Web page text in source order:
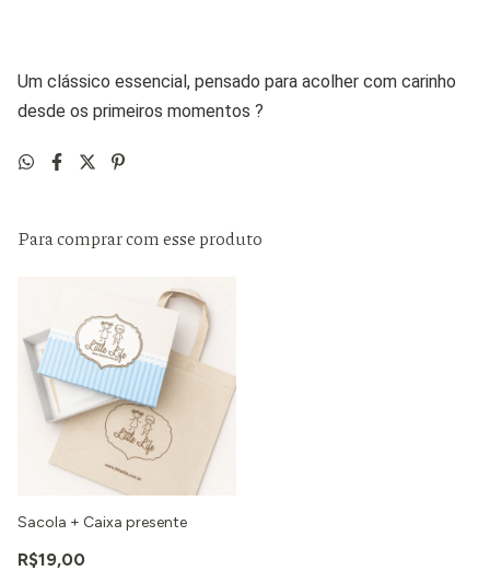
Um clássico essencial, pensado para acolher com carinho
desde os primeiros momentos ?
Para comprar com esse produto
Sacola + Caixa presente
R$19,00